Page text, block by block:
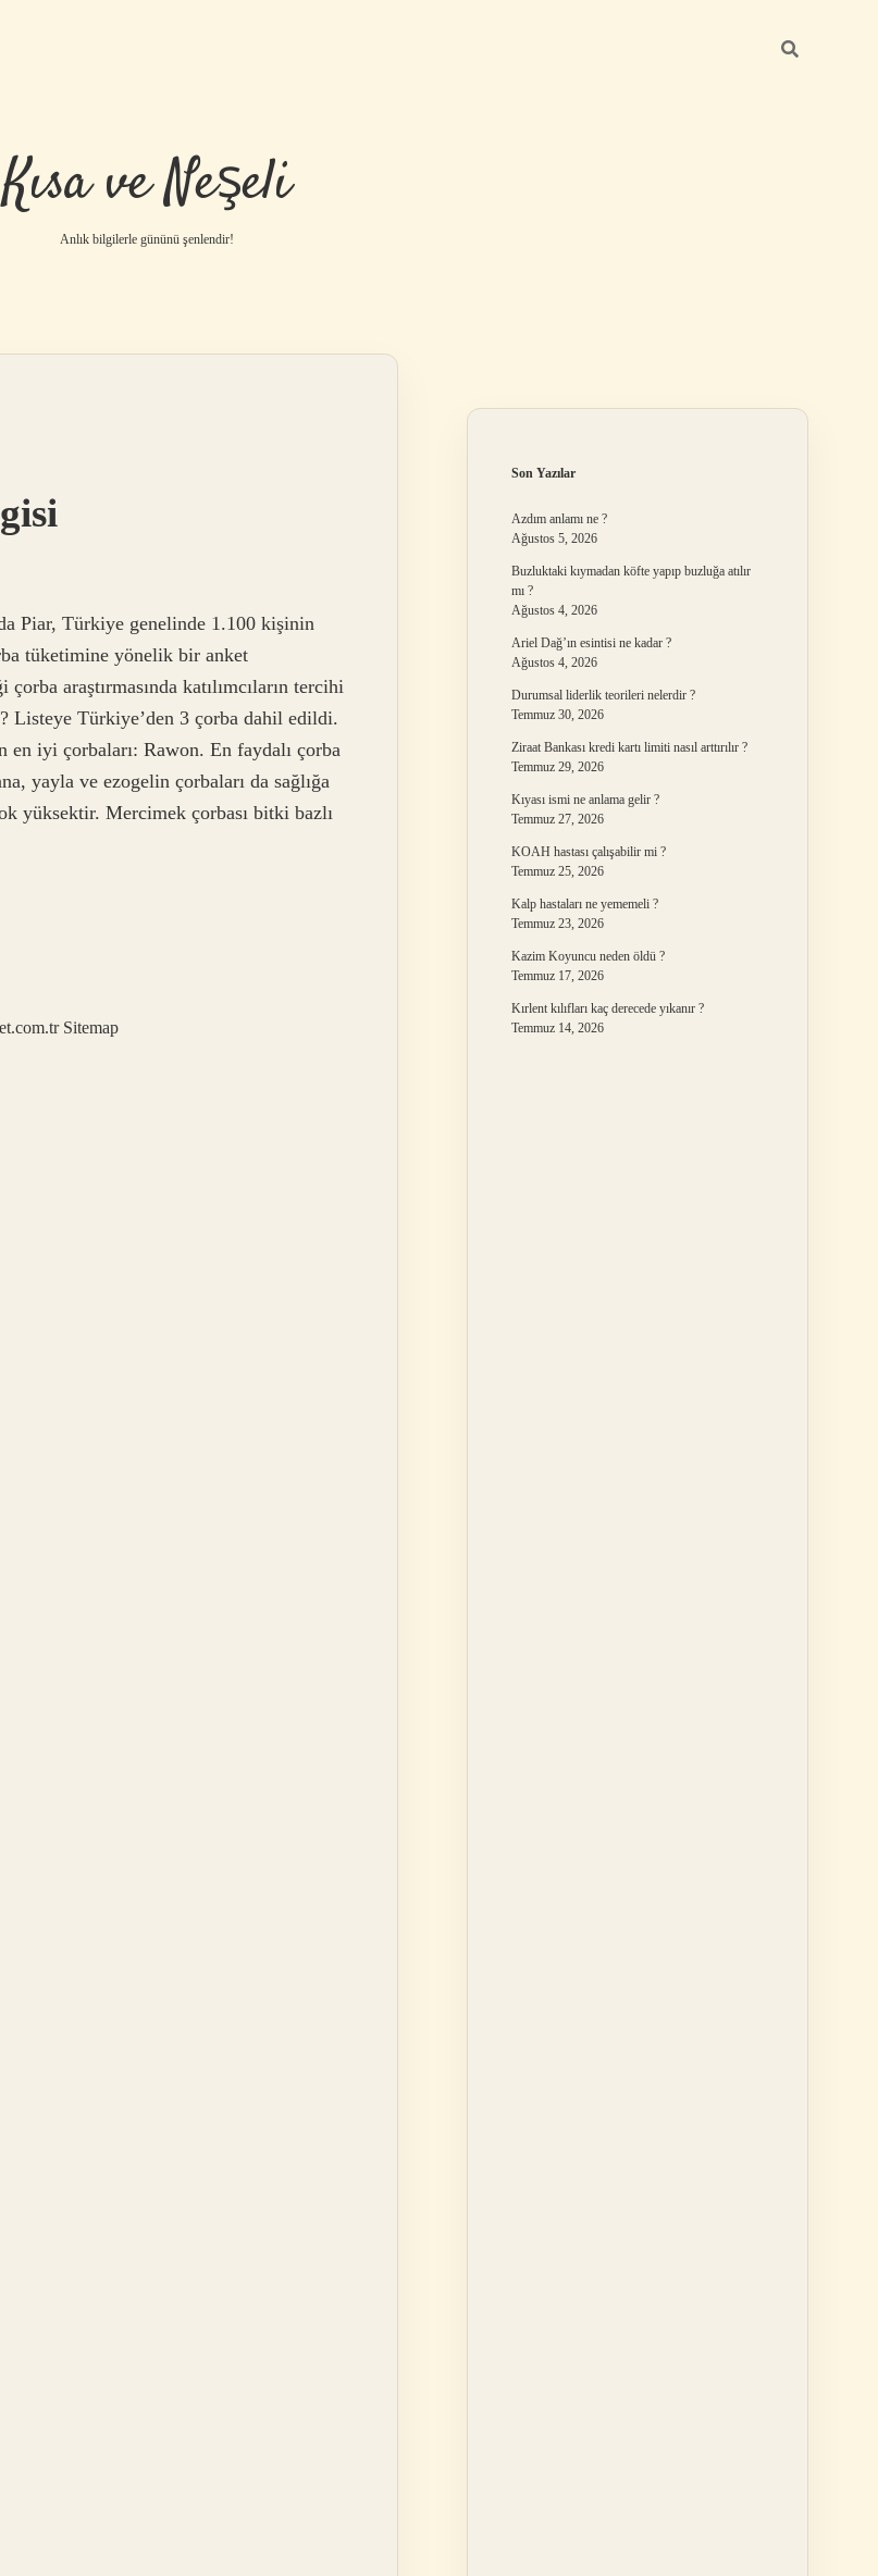
Kısa ve Neşeli
Anlık bilgilerle gününü şenlendir!
Piar, Türkiye genelinde 1.100 kişinin
tüketimine yönelik bir anket
araştırmasında katılımcıların tercihi
Listeye Türkiye’den 3 çorba dahil edildi.
en iyi çorbaları: Rawon. En faydalı çorba
yayla ve ezogelin çorbaları da sağlığa
yüksektir. Mercimek çorbası bitki bazlı
Sitemap
Son Yazılar
Azdım anlamı ne ?
Ağustos 5, 2026
Buzluktaki kıymadan köfte yapıp buzluğa atılır
mı ?
Ağustos 4, 2026
Ariel Dağ’ın esintisi ne kadar ?
Ağustos 4, 2026
Durumsal liderlik teorileri nelerdir ?
Temmuz 30, 2026
Ziraat Bankası kredi kartı limiti nasıl arttırılır ?
Temmuz 29, 2026
Kıyası ismi ne anlama gelir ?
Temmuz 27, 2026
KOAH hastası çalışabilir mi ?
Temmuz 25, 2026
Kalp hastaları ne yememeli ?
Temmuz 23, 2026
Kazim Koyuncu neden öldü ?
Temmuz 17, 2026
Kırlent kılıfları kaç derecede yıkanır ?
Temmuz 14, 2026